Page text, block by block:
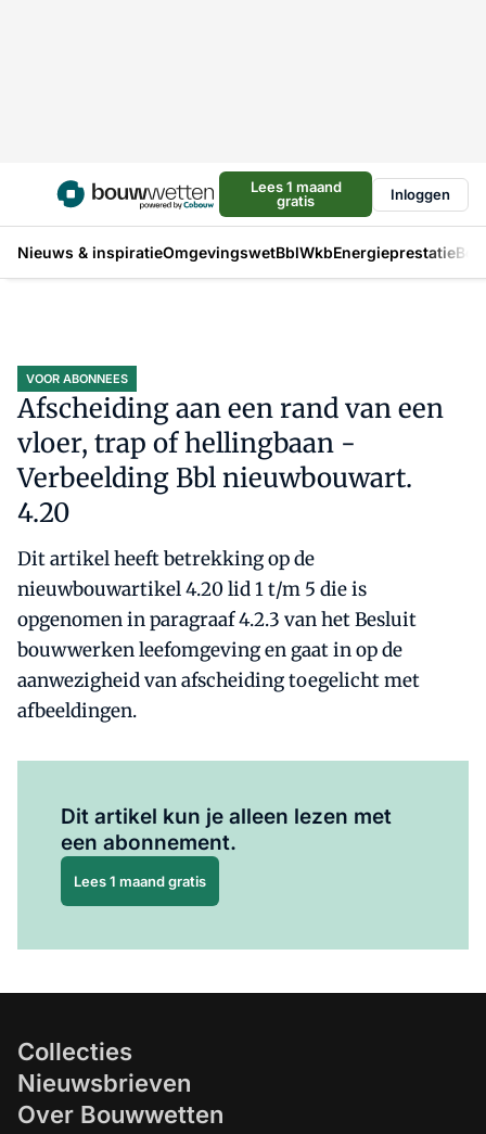
Lees 1 maand
gratis
Inloggen
Nieuws & inspiratieOmgevingswetBblWkbEnergieprestatie
VOOR ABONNEES
Afscheiding aan een rand van een
vloer, trap of hellingbaan -
Verbeelding Bbl nieuwbouwart.
4.20
Dit artikel heeft betrekking op de
nieuwbouwartikel 4.20 lid 1 t/m 5 die is
opgenomen in paragraaf 4.2.3 van het Besluit
bouwwerken leefomgeving en gaat in op de
aanwezigheid van afscheiding toegelicht met
afbeeldingen.
Dit artikel kun je alleen lezen met
een abonnement.
Lees 1 maand gratis
Collecties
Nieuwsbrieven
Over Bouwwetten